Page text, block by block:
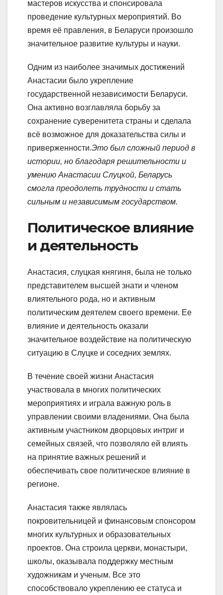
мастеров искусства и спонсировала
проведение культурных мероприятий. Во
время её правления, в Беларуси произошло
значительное развитие культуры и науки.
Одним из наиболее значимых достижений
Анастасии было укрепление
государственной независимости Беларуси.
Она активно возглавляла борьбу за
сохранение суверенитета страны и сделала
всё возможное для доказательства силы и
приверженности.Это был сложный период в
истории, но благодаря решительности и
умению Анастасии Слуцкой, Беларусь
смогла преодолеть трудности и стать
сильным и независимым государством.
Политическое влияние
и деятельность
Анастасия, слуцкая княгиня, была не только
представителем высшей знати и членом
влиятельного рода, но и активным
политическим деятелем своего времени. Ее
влияние и деятельность оказали
значительное воздействие на политическую
ситуацию в Слуцке и соседних землях.
В течение своей жизни Анастасия
участвовала в многих политических
мероприятиях и играла важную роль в
управлении своими владениями. Она была
активным участником дворцовых интриг и
семейных связей, что позволяло ей влиять
на принятие важных решений и
обеспечивать свое политическое влияние в
регионе.
Анастасия также являлась
покровительницей и финансовым спонсором
многих культурных и образовательных
проектов. Она строила церкви, монастыри,
школы, оказывала поддержку местным
художникам и ученым. Все это
способствовало укреплению ее статуса и